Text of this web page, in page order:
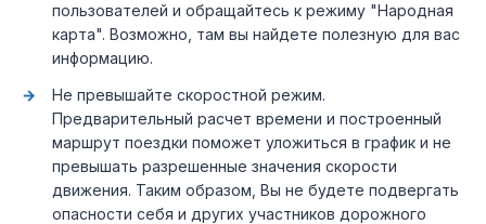
пользователей и обращайтесь к режиму "Народная
карта". Возможно, там вы найдете полезную для вас
информацию.
Не превышайте скоростной режим.
Предварительный расчет времени и построенный
маршрут поездки поможет уложиться в график и не
превышать разрешенные значения скорости
движения. Таким образом, Вы не будете подвергать
опасности себя и других участников дорожного